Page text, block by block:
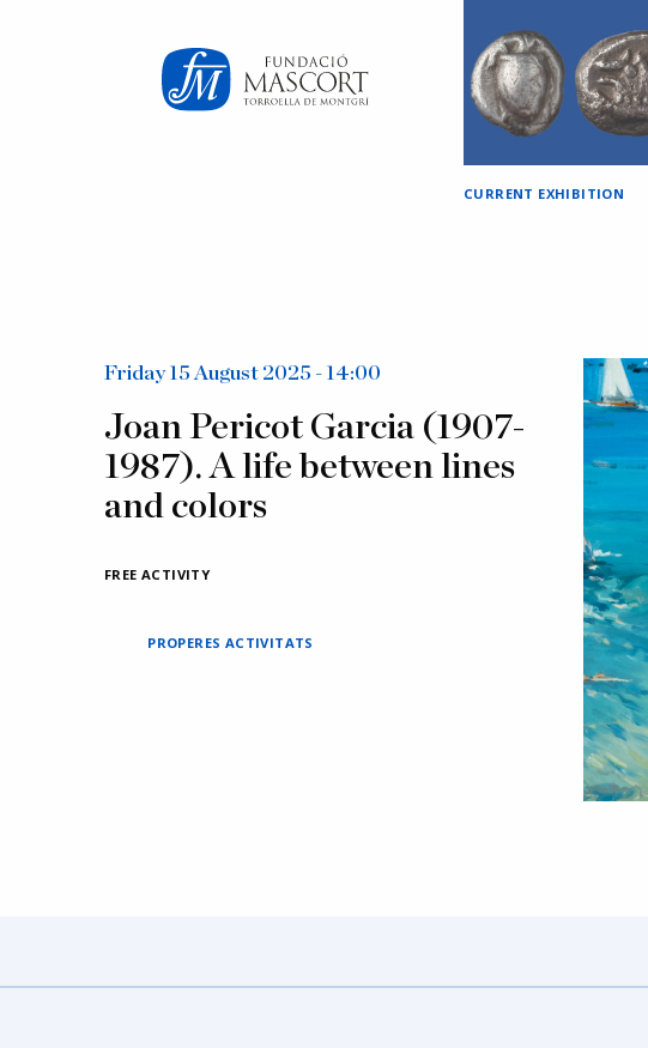
CURRENT EXHIBITION
Friday 15 August 2025 - 14:00
Joan Pericot Garcia (1907-
1987). A life between lines
and colors
FREE ACTIVITY
PROPERES ACTIVITATS